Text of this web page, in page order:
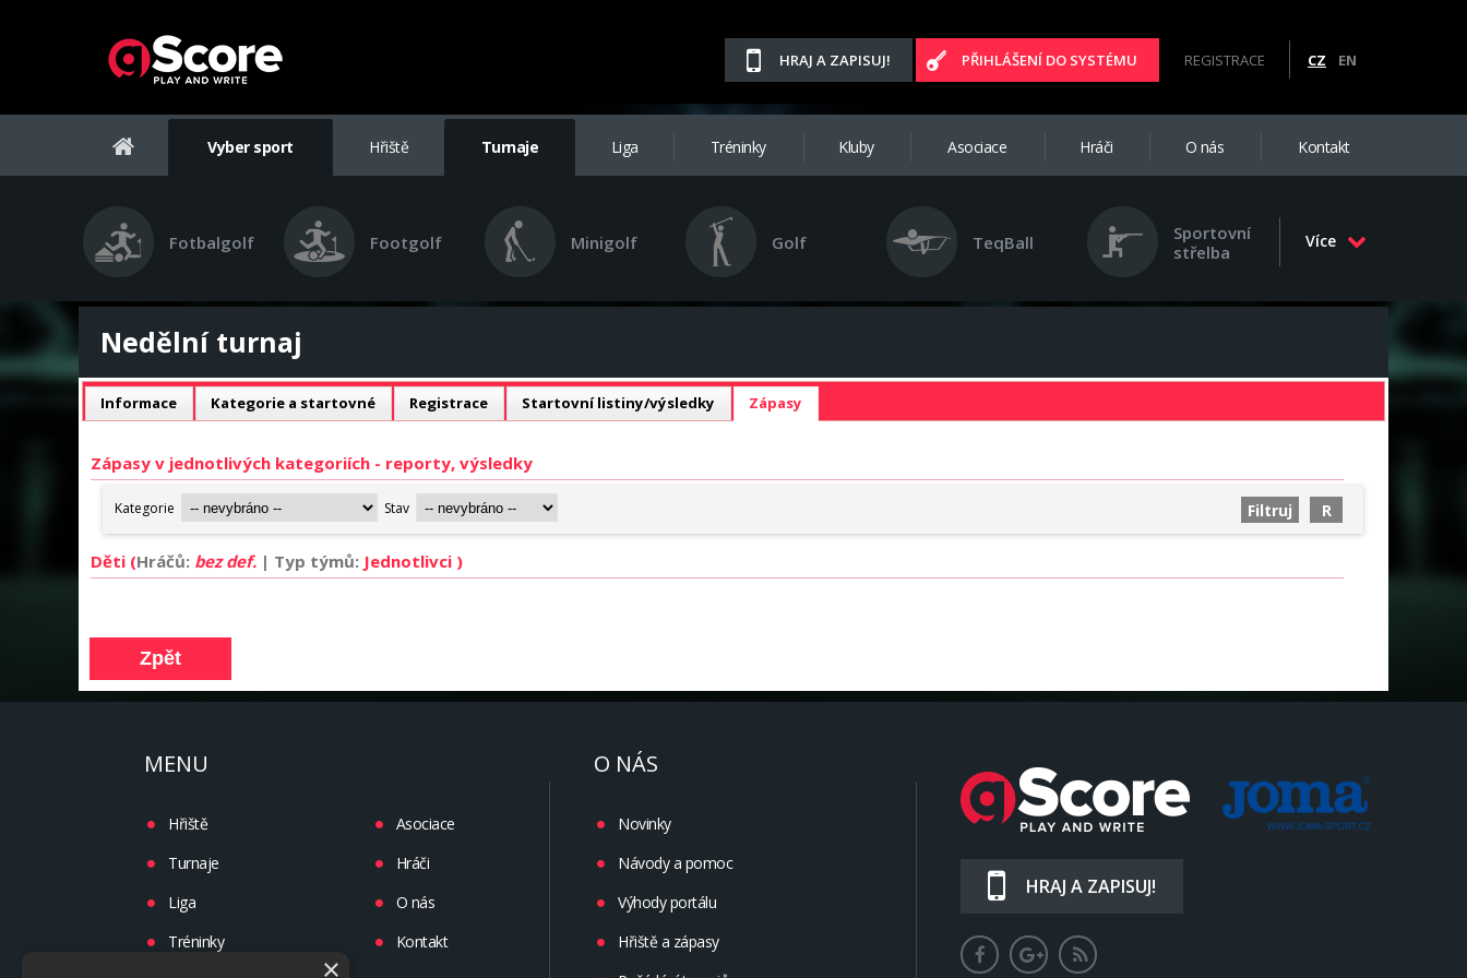
HRAJ A ZAPISUJ! PŘIHLÁŠENÍ DO SYSTÉMU REGISTRACE CZ EN
Vyber sport Hřiště Turnaje Liga Tréninky Kluby Asociace Hráči O nás Kontakt
Fotbalgolf Footgolf Minigolf Golf TeqBall
Sportovní
střelba
Více
Nedělní turnaj
Informace Kategorie a startovné Registrace Startovní listiny/výsledky Zápasy
Zápasy v jednotlivých kategoriích - reporty, výsledky
Děti (Hráčů: bez def. | Typ týmů: Jednotlivci )
MENU
Hřiště
Turnaje
Liga
Tréninky
Asociace
Hráči
O nás
Kontakt
O NÁS
Novinky
Návody a pomoc
Výhody portálu
Hřiště a zápasy
HRAJ A ZAPISUJ!
×